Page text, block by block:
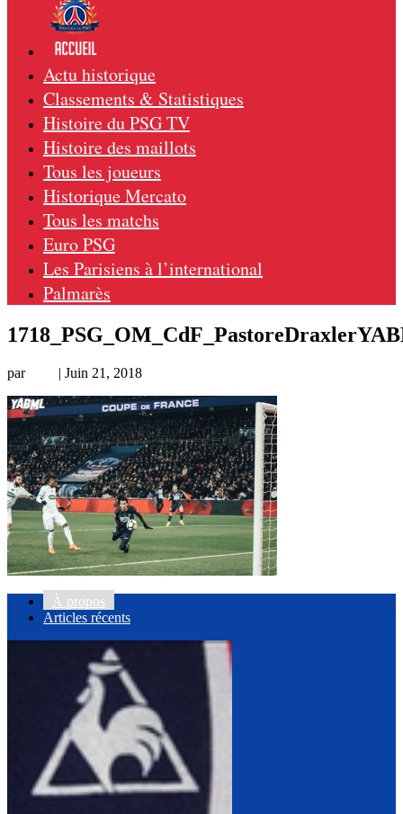
Actu historique
Classements & Statistiques
Histoire du PSG TV
Histoire des maillots
Tous les joueurs
Historique Mercato
Tous les matchs
Euro PSG
Les Parisiens à l’international
Palmarès
par | Juin 21, 2018
À propos
Articles récents